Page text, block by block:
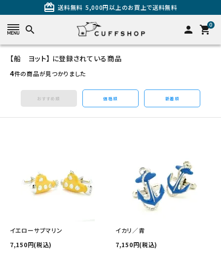
card_giftcard 送料無料 5,000円以上のお買上で送料無料
search person 0
shopping_cart
search
カテゴリーから探す
ご利用ガイド
【船 ヨット】 に登録されている商品
4件の商品が見つかりました
おすすめ順 価格順 新着順
イエローサブマリン
7,150円(税込)
イカリ／青
7,150円(税込)